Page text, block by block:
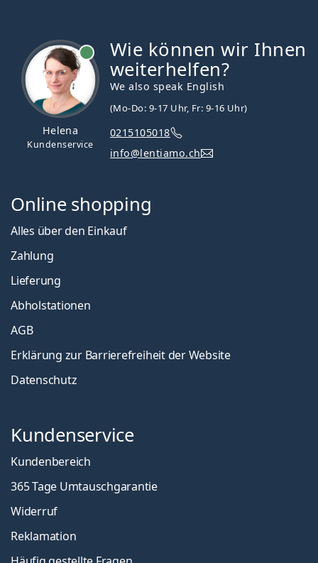
Helena
Kundenservice
Wie können wir Ihnen
weiterhelfen?
We also speak English
(Mo-Do: 9-17 Uhr, Fr: 9-16 Uhr)
0215105018
info@lentiamo.ch
Online shopping
Alles über den Einkauf
Zahlung
Lieferung
Abholstationen
AGB
Erklärung zur Barrierefreiheit der Website
Datenschutz
Kundenservice
Kundenbereich
365 Tage Umtauschgarantie
Widerruf
Reklamation